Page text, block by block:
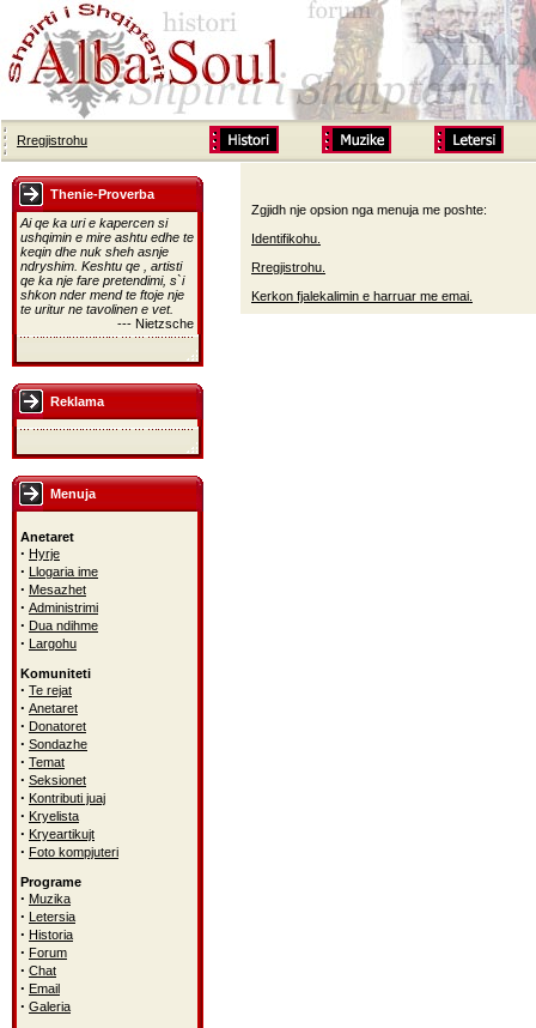
Rregjistrohu
Thenie-Proverba
Ai qe ka uri e kapercen si
ushqimin e mire ashtu edhe te
keqin dhe nuk sheh asnje
ndryshim. Keshtu qe , artisti
qe ka nje fare pretendimi, s`i
shkon nder mend te ftoje nje
te uritur ne tavolinen e vet.
--- Nietzsche
Reklama
Menuja
Anetaret
· Hyrje
· Llogaria ime
· Mesazhet
· Administrimi
· Dua ndihme
· Largohu
Komuniteti
· Te rejat
· Anetaret
· Donatoret
· Sondazhe
· Temat
· Seksionet
· Kontributi juaj
· Kryelista
· Kryeartikujt
· Foto kompjuteri
Programe
· Muzika
· Letersia
· Historia
· Forum
· Chat
· Email
· Galeria
Zgjidh nje opsion nga menuja me poshte:
Identifikohu.
Rregjistrohu.
Kerkon fjalekalimin e harruar me emai.